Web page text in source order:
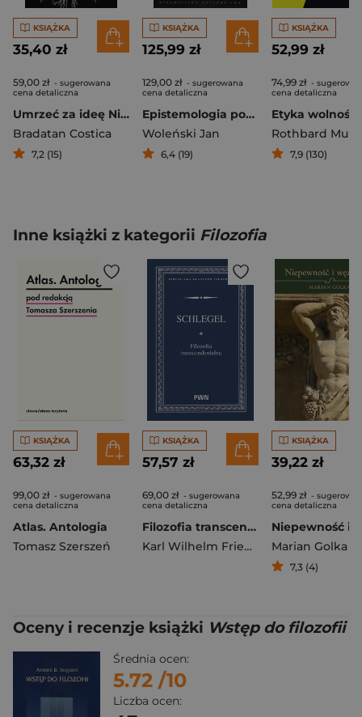
KSIĄŻKA
35,40 zł
59,00 zł - sugerowana
cena detaliczna
Umrzeć za ideę Niebezpieczne żywoty filozofów
Bradatan Costica
7,2 (15)
KSIĄŻKA
125,99 zł
129,00 zł - sugerowana
cena detaliczna
Epistemologia poznanie prawda wiedza realizm
Woleński Jan
6,4 (19)
KSIĄŻKA
52,99 zł
74,99 zł -
cena detaliczna
Etyka wolności
Rothbard
7,9 (130)
Inne książki z kategorii Filozofia
KSIĄŻKA
63,32 zł
99,00 zł - sugerowana
cena detaliczna
Atlas. Antologia
Tomasz Szerszeń
KSIĄŻKA
57,57 zł
69,00 zł - sugerowana
cena detaliczna
Filozofia transcendentalna
Karl Wilhelm Friedrich von Schlegel
KSIĄŻKA
39,22 zł
52,99 zł -
cena detaliczna
Marian Golka
7,3 (4)
Oceny i recenzje książki Wstęp do filozofii
Średnia ocen:
5.72 /10
Liczba ocen: